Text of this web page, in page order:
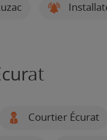
Courtier Écurat